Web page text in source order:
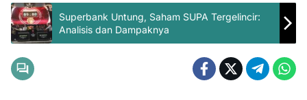
Superbank Untung, Saham SUPA Tergelincir:
Analisis dan Dampaknya